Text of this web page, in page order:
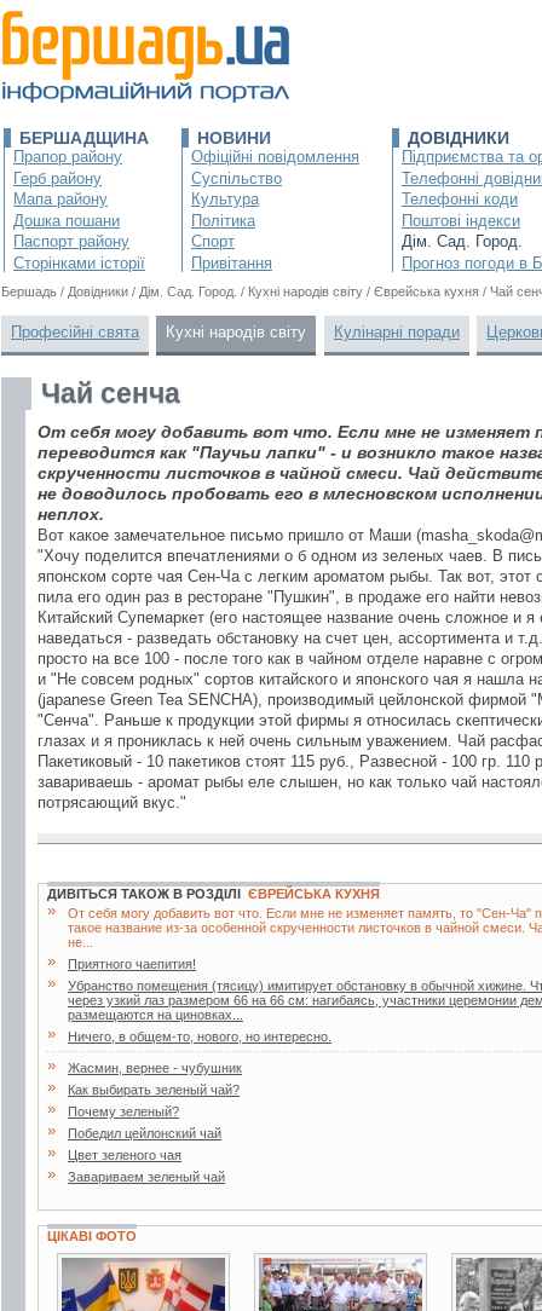
БЕРШАДЩИНА
Прапор району
Герб району
Мапа району
Дошка пошани
Паспорт району
Сторінками історії
НОВИНИ
Офіційні повідомлення
Суспільство
Культура
Політика
Спорт
Привітання
ДОВІДНИКИ
Підприємства та
Телефонні
Телефонні коди
Поштові індекси
Дім. Сад. Город.
Прогноз погоди в
Бершадь / Довідники / Дім. Сад. Город. / Кухні народів світу / Єврейська кухня / Чай
Професійні свята Кухні народів світу Кулінарні поради
Чай сенча
От себя могу добавить вот что. Если мне не
переводится как "Паучьи лапки" - и возникло такое
скрученности листочков в чайной смеси. Чай
не доводилось пробовать его в млесновском
неплох.
Вот какое замечательное письмо пришло от Маши
"Хочу поделится впечатлениями о б одном из зеленых чаев. В
японском сорте чая Сен-Ча с легким ароматом рыбы. Так вот, этот
пила его один раз в ресторане "Пушкин", в продаже его найти
Китайский Супемаркет (его настоящее название очень сложное и
наведаться - разведать обстановку на счет цен, ассортимента и
просто на все 100 - после того как в чайном отделе наравне с
и "Не совсем родных" сортов китайского и японского чая я нашла
(japanese Green Tea SENCHA), производимый цейлонской фирмой
"Сенча". Раньше к продукции этой фирмы я относилась
глазах и я прониклась к ней очень сильным уважением. Чай
Пакетиковый - 10 пакетиков стоят 115 руб., Развесной - 100 гр. 110
завариваешь - аромат рыбы еле слышен, но как только чай
потрясающий вкус."
ДИВІТЬСЯ ТАКОЖ В РОЗДІЛІ ЄВРЕЙСЬКА КУХНЯ
»
От себя могу добавить вот что. Если мне не изменяет память, то "Сен-Ча"
такое название из-за особенной скрученности листочков в чайной смеси.
не...
» Приятного чаепития!
»
Убранство помещения (тясицу) имитирует обстановку в обычной хижине.
через узкий лаз размером 66 на 66 см: нагибаясь, участники церемонии
размещаются на циновках...
» Ничего, в общем-то, нового, но интересно.
» Жасмин, вернее - чубушник
» Как выбирать зеленый чай?
» Почему зеленый?
» Победил цейлонский чай
» Цвет зеленого чая
» Завариваем зеленый чай
ЦІКАВІ ФОТО
12 фото 4 фото 2 фото